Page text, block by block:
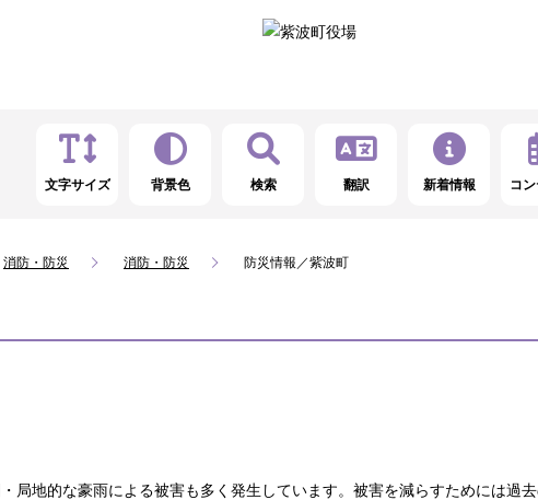
文字サイズ 背景色 検索 翻訳 新着情報 コ
消防・防災 消防・防災 防災情報／紫波町
局地的な豪雨による被害も多く発生しています。被害を減らすためには過